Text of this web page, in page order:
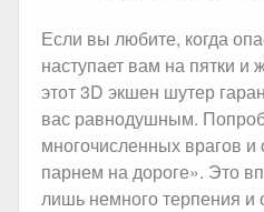
Если вы любите, когда
наступает вам на пятки
этот 3D экшен шутер
вас равнодушным.
многочисленных врагов
парнем на дороге». Это
лишь немного терпения и